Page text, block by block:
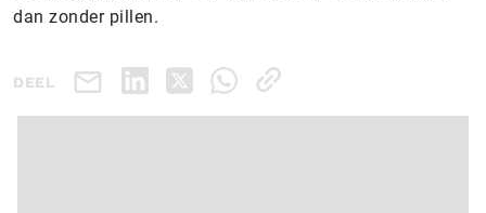
dan zonder pillen.
DEEL